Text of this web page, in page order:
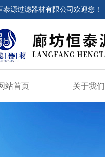
泰源过滤器材有限公司欢迎您！
站首页 关于我们